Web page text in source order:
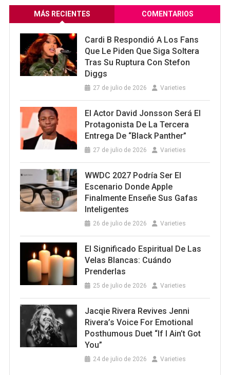
MÁS RECIENTES COMENTARIOS
Cardi B Respondió A Los Fans
Que Le Piden Que Siga Soltera
Tras Su Ruptura Con Stefon
Diggs
27 de julio de 2026 Varieties
El Actor David Jonsson Será El
Protagonista De La Tercera
Entrega De “Black Panther”
27 de julio de 2026 Varieties
WWDC 2027 Podría Ser El
Escenario Donde Apple
Finalmente Enseñe Sus Gafas
Inteligentes
26 de julio de 2026 Varieties
El Significado Espiritual De Las
Velas Blancas: Cuándo
Prenderlas
25 de julio de 2026 Varieties
Jacqie Rivera Revives Jenni
Rivera’s Voice For Emotional
Posthumous Duet “If I Ain’t Got
You”
24 de julio de 2026 Varieties